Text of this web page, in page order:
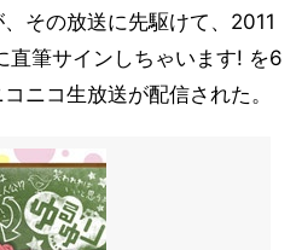
その放送に先駆けて、2011
筆サインしちゃいます! を6
ニコ生放送が配信された。